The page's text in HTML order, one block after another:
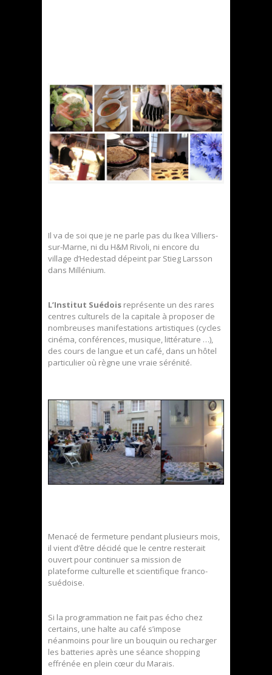
Il va de soi que je ne parle pas du Ikea Villiers-
sur-Marne, ni du H&M Rivoli, ni encore du
village d’Hedestad dépeint par Stieg Larsson
dans Millénium.
L’Institut Suédois représente un des rares
centres culturels de la capitale à proposer de
nombreuses manifestations artistiques (cycles
cinéma, conférences, musique, littérature …),
des cours de langue et un café, dans un hôtel
particulier où règne une vraie sérénité.
Menacé de fermeture pendant plusieurs mois,
il vient d’être décidé que le centre resterait
ouvert pour continuer sa mission de
plateforme culturelle et scientifique franco-
suédoise.
Si la programmation ne fait pas écho chez
certains, une halte au café s’impose
néanmoins pour lire un bouquin ou recharger
les batteries après une séance shopping
effrénée en plein cœur du Marais.